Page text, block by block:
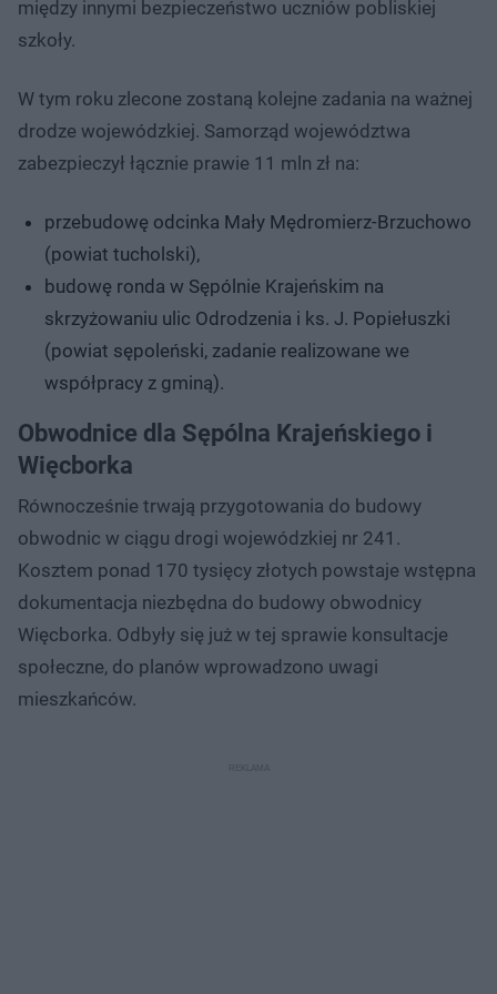
między innymi bezpieczeństwo uczniów pobliskiej
szkoły.
W tym roku zlecone zostaną kolejne zadania na ważnej
drodze wojewódzkiej. Samorząd województwa
zabezpieczył łącznie prawie 11 mln zł na:
przebudowę odcinka Mały Mędromierz-Brzuchowo
(powiat tucholski),
budowę ronda w Sępólnie Krajeńskim na
skrzyżowaniu ulic Odrodzenia i ks. J. Popiełuszki
(powiat sępoleński, zadanie realizowane we
współpracy z gminą).
Obwodnice dla Sępólna Krajeńskiego i
Więcborka
Równocześnie trwają przygotowania do budowy
obwodnic w ciągu drogi wojewódzkiej nr 241.
Kosztem ponad 170 tysięcy złotych powstaje wstępna
dokumentacja niezbędna do budowy obwodnicy
Więcborka. Odbyły się już w tej sprawie konsultacje
społeczne, do planów wprowadzono uwagi
mieszkańców.